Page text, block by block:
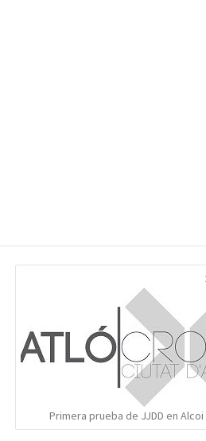
Primera prueba de JJDD en Alcoi